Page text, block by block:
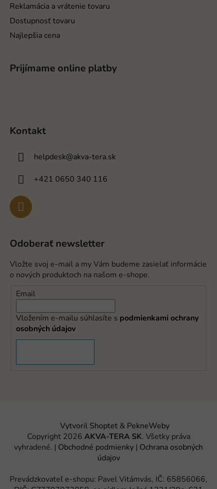
Reklamácia a vrátenie tovaru
Dostupnosť tovaru
Najlepšia cena
Prijímame online platby
Kontakt
helpdesk@akva-tera.sk
+421 0650 340 116
Odoberať newsletter
Vložte svoj e-mail a my Vám budeme zasielať informácie
o nových produktoch na našom e-shope.
Email
Vložením e-mailu súhlasíte s podmienkami ochrany
osobných údajov
Vytvoril Shoptet& PekneWeby
Copyright 2026 AKVA-TERA SK. Všetky práva
vyhradené. | Obchodné podmienky | Ochrana osobných
údajov
Prevádzkovateľ e-shopu: Pavel Vitámvás, IČ: 65856066,